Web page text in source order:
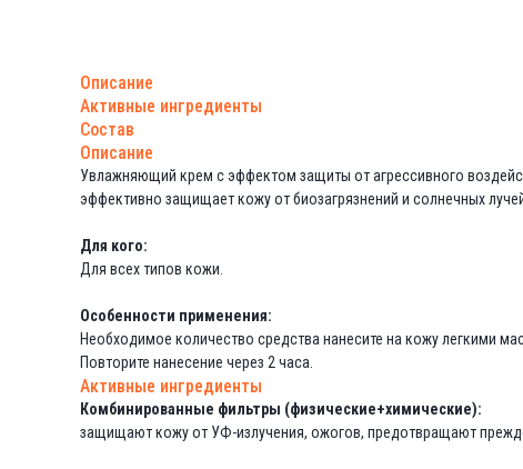
Описание
Активные ингредиенты
Состав
Описание
Увлажняющий крем с эффектом защиты от агрессивного
эффективно защищает кожу от биозагрязнений и солнечных
Для кого:
Для всех типов кожи.
Особенности применения:
Необходимое количество средства нанесите на кожу легкими
Повторите нанесение через 2 часа.
Активные ингредиенты
Комбинированные фильтры (физические+химические):
защищают кожу от УФ-излучения, ожогов, предотвращают